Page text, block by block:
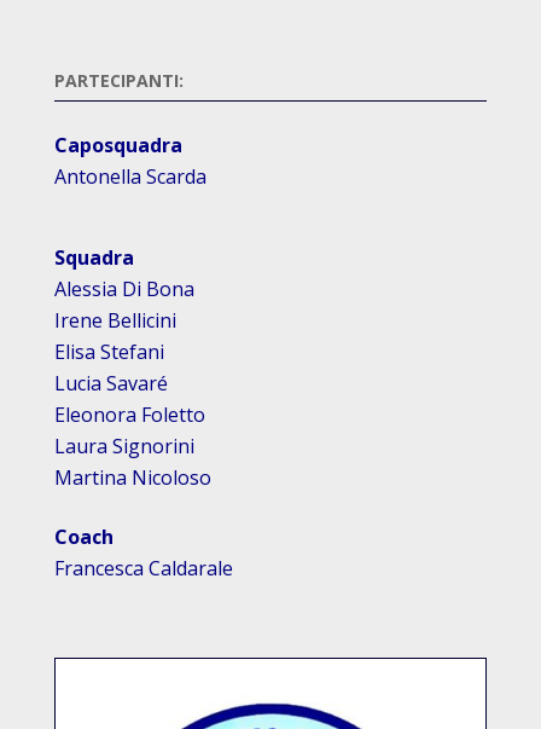
PARTECIPANTI:
Caposquadra
Antonella Scarda
Squadra
Alessia Di Bona
Irene Bellicini
Elisa Stefani
Lucia Savaré
Eleonora Foletto
Laura Signorini
Martina Nicoloso
Coach
Francesca Caldarale